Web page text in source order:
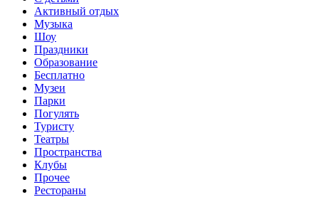
Активный отдых
Музыка
Шоу
Праздники
Образование
Бесплатно
Музеи
Парки
Погулять
Туристу
Театры
Пространства
Клубы
Прочее
Рестораны